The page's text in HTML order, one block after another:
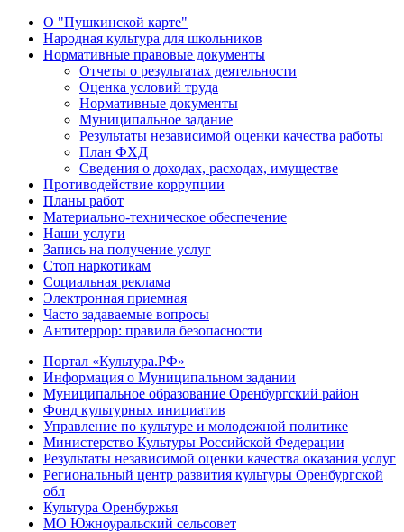
О "Пушкинской карте"
Народная культура для школьников
Нормативные правовые документы
Отчеты о результатах деятельности
Оценка условий труда
Нормативные документы
Муниципальное задание
Результаты независимой оценки качества работы
План ФХД
Сведения о доходах, расходах, имуществе
Противодействие коррупции
Планы работ
Материально-техническое обеспечение
Наши услуги
Запись на получение услуг
Стоп наркотикам
Социальная реклама
Электронная приемная
Часто задаваемые вопросы
Антитеррор: правила безопасности
Портал «Культура.РФ»
Информация о Муниципальном задании
Муниципальное образование Оренбургский район
Фонд культурных инициатив
Управление по культуре и молодежной политике
Министерство Культуры Российской Федерации
Результаты независимой оценки качества оказания услуг
Региональный центр развития культуры Оренбургской
обл
Культура Оренбуржья
МО Южноуральский сельсовет